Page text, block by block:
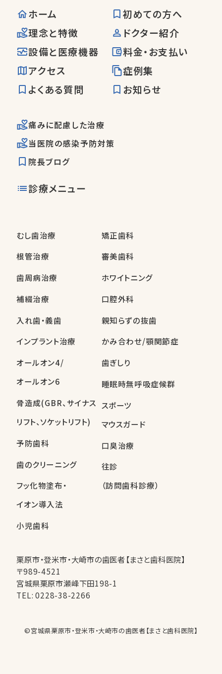
ホーム
初めての方へ
理念と特徴
ドクター紹介
設備と医療機器
料金・お支払い
アクセス
症例集
よくある質問
お知らせ
痛みに配慮した治療
当医院の感染予防対策
院長ブログ
診療メニュー
むし歯治療
根管治療
歯周病治療
補綴治療
入れ歯・義歯
インプラント治療
オールオン4/
オールオン6
骨造成(GBR、サイナス
リフト、ソケットリフト)
予防歯科
歯のクリーニング
フッ化物塗布・
イオン導入法
小児歯科
矯正歯科
審美歯科
ホワイトニング
口腔外科
親知らずの抜歯
かみ合わせ/顎関節症
歯ぎしり
睡眠時無呼吸症候群
スポーツ
マウスガード
口臭治療
往診
（訪問歯科診療）
栗原市・登米市・大崎市の歯医者【まさと歯科医院】
〒989-4521
宮城県栗原市瀬峰下田198-1
TEL:0228-38-2266
©︎宮城県栗原市・登米市・大崎市の歯医者【まさと歯科医院】